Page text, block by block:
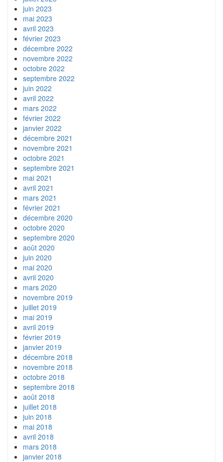
juin 2023
mai 2023
avril 2023
février 2023
décembre 2022
novembre 2022
octobre 2022
septembre 2022
juin 2022
avril 2022
mars 2022
février 2022
janvier 2022
décembre 2021
novembre 2021
octobre 2021
septembre 2021
mai 2021
avril 2021
mars 2021
février 2021
décembre 2020
octobre 2020
septembre 2020
août 2020
juin 2020
mai 2020
avril 2020
mars 2020
novembre 2019
juillet 2019
mai 2019
avril 2019
février 2019
janvier 2019
décembre 2018
novembre 2018
octobre 2018
septembre 2018
août 2018
juillet 2018
juin 2018
mai 2018
avril 2018
mars 2018
janvier 2018